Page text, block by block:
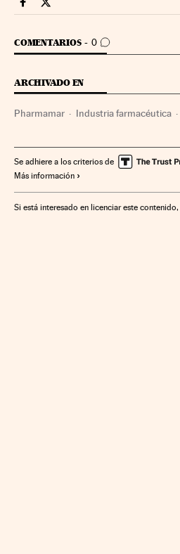
Mercados Financieros Cinco
Mercados Financieros
COMENTARIOS 0
IR A LOS COMENTARIOS
ARCHIVADO EN
Pharmamar Industria farmacéutica
Se adhiere a los criterios de
Más información
Si está interesado en licenciar este